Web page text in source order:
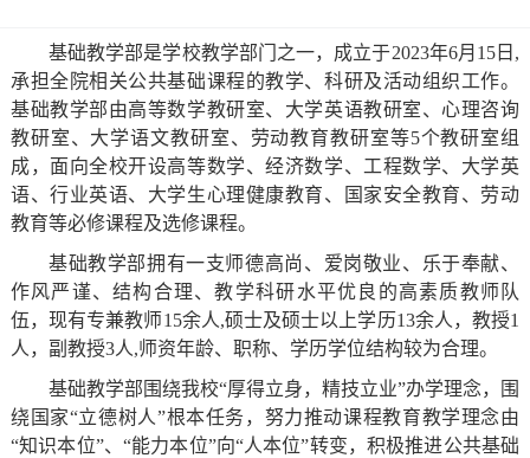
校
简
介
学
校
领
导
组
生
工
作
招
生
计
教
学
工
教
学
基础教学部是学校教学部门之一，成立于2023年6月15日,
承担全院相关公共基础课程的教学、科研及活动组织工作。
基础教学部由高等数学教研室、大学英语教研室、心理咨询
教研室、大学语文教研室、劳动教育教研室等5个教研室组
成，面向全校开设高等数学、经济数学、工程数学、大学英
语、行业英语、大学生心理健康教育、国家安全教育、劳动
教育等必修课程及选修课程。
基础教学部拥有一支师德高尚、爱岗敬业、乐于奉献、
作风严谨、结构合理、教学科研水平优良的高素质教师队
伍，现有专兼教师15余人,硕士及硕士以上学历13余人，教授1
人，副教授3人,师资年龄、职称、学历学位结构较为合理。
基础教学部围绕我校“厚得立身，精技立业”办学理念，围
绕国家“立德树人”根本任务，努力推动课程教育教学理念由
“知识本位”、“能力本位”向“人本位”转变，积极推进公共基础